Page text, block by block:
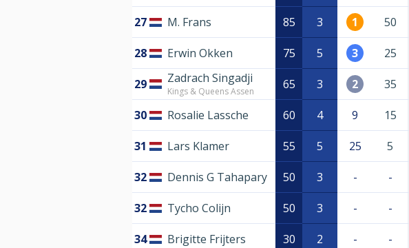
27 M. Frans 85 3 1 50
28 Erwin Okken 75 5 3 25
29 Zadrach Singadji
Kings & Queens Assen 65 3 2 35
30 Rosalie Lassche 60 4 9 15
31 Lars Klamer 55 5 25 5
32 Dennis G Tahapary 50 3 - -
32 Tycho Colijn 50 3 - -
34 Brigitte Frijters 30 2 - -